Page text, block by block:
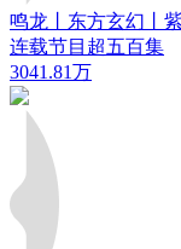
鸣龙丨东方玄幻丨
连载节目超五百集
3041.81万